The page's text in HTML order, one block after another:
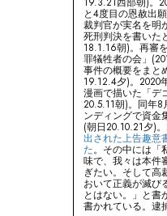
と4度目の恩赦出
裁判官が実名を明
死刑判決を書いた
18.1.16朝)。再審
罪犠牲者の会」
事件の概要をまと
19.12.4夕)。2020
漫画で描いた「デ
20.5.11朝)。同年8
ンディングで資金
(朝日20.10.21夕)
出された上告趣意
た。その中には「
味で、我々は本件
ぎたい。そして高
おいて正義が滅び
とはない。」と書
書かれている。逮